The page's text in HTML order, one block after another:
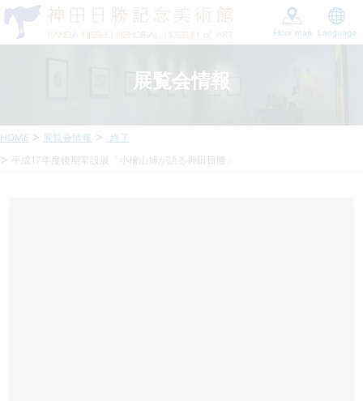
Floor map Language
展覧会情報
HOME 展覧会情報
終了
平成17年度後期常設展「小檜山博が語る神田日勝」